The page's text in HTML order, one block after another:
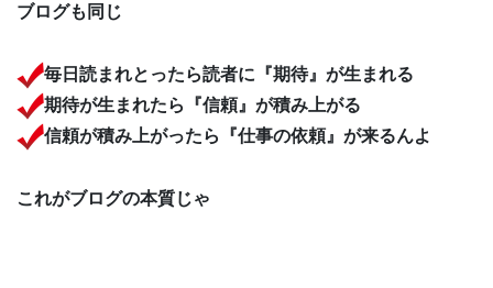
ブログも同じ
毎日読まれとったら読者に『期待』が生まれる
期待が生まれたら『信頼』が積み上がる
信頼が積み上がったら『仕事の依頼』が来るんよ
これがブログの本質じゃ